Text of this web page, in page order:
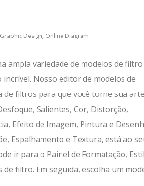
Graphic Design, Online Diagram
ampla variedade de modelos de filtro
Nosso editor de modelos de
filtros para que você torne sua arte
Salientes, Cor, Distorção,
Efeito de Imagem, Pintura e
Espalhamento e Textura, está ao
ir para o Painel de Formatação,
filtro. Em seguida, escolha um